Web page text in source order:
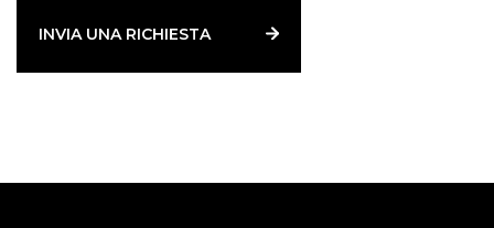
INVIA UNA RICHIESTA